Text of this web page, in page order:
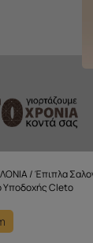
/Έπιπλα
Υποδοχής Cleto